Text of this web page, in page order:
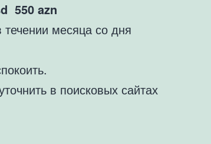
550 azn
течении месяца со дня
в поисковых сайтах